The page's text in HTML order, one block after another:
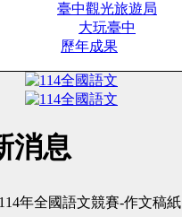
臺中觀光旅遊局
大玩臺中
歷年成果
消息
114年全國語文競賽-作文稿紙